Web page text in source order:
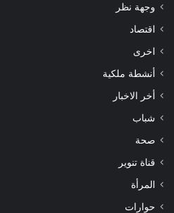
وجهة نظر
اقتصاد
اخرى
أنشطة ملكية
أخر الاخبار
شباب
صحة
قناة تنوير
المرأة
حوارات